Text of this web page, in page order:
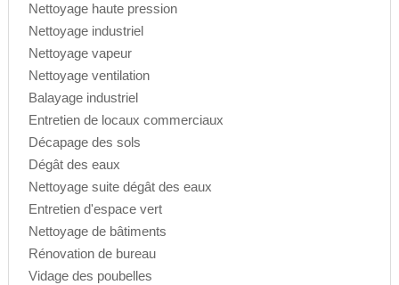
Nettoyage haute pression
Nettoyage industriel
Nettoyage vapeur
Nettoyage ventilation
Balayage industriel
Entretien de locaux commerciaux
Décapage des sols
Dégât des eaux
Nettoyage suite dégât des eaux
Entretien d'espace vert
Nettoyage de bâtiments
Rénovation de bureau
Vidage des poubelles